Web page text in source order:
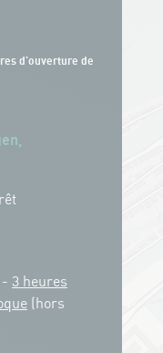
d'ouverture de
- 3 heures
(hors